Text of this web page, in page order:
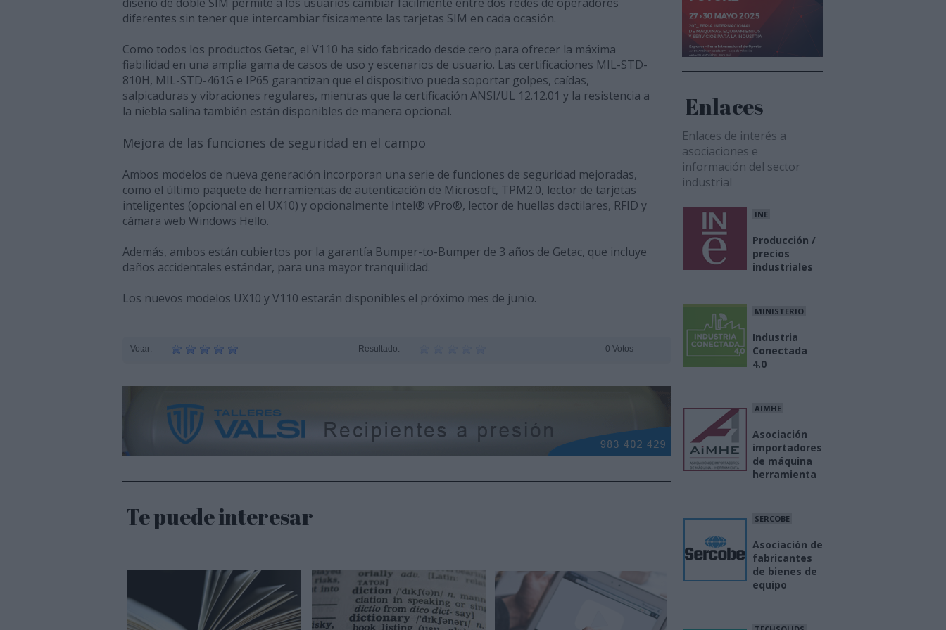
diferentes sin tener que intercambiar físicamente las tarjetas SIM en cada ocasión.
Como todos los productos Getac, el V110 ha sido fabricado desde cero para ofrecer la máxima
fiabilidad en una amplia gama de casos de uso y escenarios de usuario. Las certificaciones MIL-STD-
810H, MIL-STD-461G e IP65 garantizan que el dispositivo pueda soportar golpes, caídas,
salpicaduras y vibraciones regulares, mientras que la certificación ANSI/UL 12.12.01 y la resistencia a
la niebla salina también están disponibles de manera opcional.
Mejora de las funciones de seguridad en el campo
Ambos modelos de nueva generación incorporan una serie de funciones de seguridad mejoradas,
como el último paquete de herramientas de autenticación de Microsoft, TPM2.0, lector de tarjetas
inteligentes (opcional en el UX10) y opcionalmente Intel® vPro®, lector de huellas dactilares, RFID y
cámara web Windows Hello.
Además, ambos están cubiertos por la garantía Bumper-to-Bumper de 3 años de Getac, que incluye
daños accidentales estándar, para una mayor tranquilidad.
Los nuevos modelos UX10 y V110 estarán disponibles el próximo mes de junio.
Votar: Resultado: 0 Votos
Te puede interesar
Enlaces
Enlaces de interés a
asociaciones e
información del sector
industrial
INE
Producción /
precios
industriales
MINISTERIO
Industria
Conectada
4.0
AIMHE
Asociación
importadores
de máquina
herramienta
SERCOBE
Asociación de
fabricantes
de bienes de
equipo